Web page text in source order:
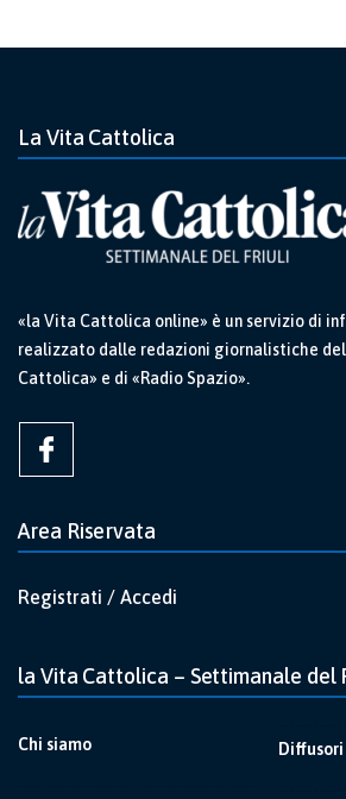
La Vita Cattolica
«la Vita Cattolica online» è un servizio di
realizzato dalle redazioni giornalistiche
Cattolica» e di «Radio Spazio».
Area Riservata
Registrati / Accedi
la Vita Cattolica – Settimanale del
Chi siamo Diffusori